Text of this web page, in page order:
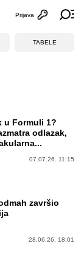
Otvori
Prijava
TABELE
u Formuli 1?
odlazak,
07.07.26. 11:15
završio
28.06.26. 18:01